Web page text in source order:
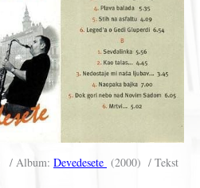
/ Album: Devedesete (2000) / Tekst